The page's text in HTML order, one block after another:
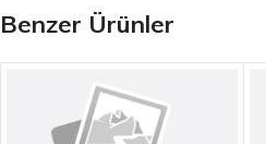
Benzer Ürünler